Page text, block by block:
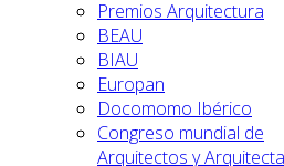
Premios Arquitectura
BEAU
BIAU
Europan
Docomomo Ibérico
Congreso mundial de
Arquitectos y